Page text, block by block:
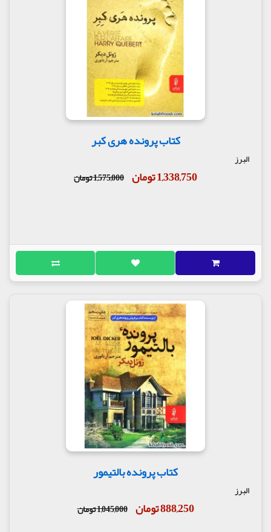
کتاب پرونده هری کبر
البرز
1,338,750 تومان 1,575,000 تومان
کتاب پرونده بالتیمور
البرز
888,250 تومان 1,045,000 تومان